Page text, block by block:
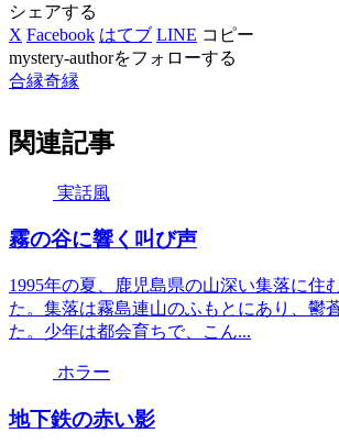
シェアする
X Facebook はてブ LINE コピー
mystery-authorをフォローする
合縁奇縁
関連記事
実話風
霧の谷に響く叫び声
1995年の夏、鹿児島県の山深い集落に
た。集落は霧島連山のふもとにあり、鬱
た。少年は都会育ちで、こん...
ホラー
地下鉄の赤い影